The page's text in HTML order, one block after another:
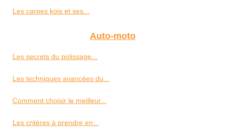
Les carpes kois et ses...
Auto-moto
Les secrets du polissage...
Les techniques avancées du...
Comment choisir le meilleur...
Les critères à prendre en...